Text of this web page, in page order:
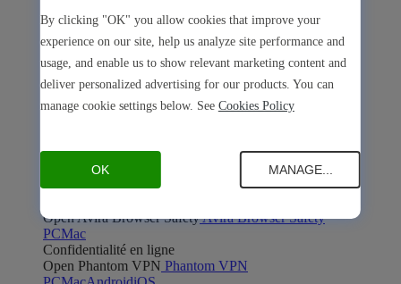
Free Security
Sécurité de l’appareil
Open Software Updater
Software Updater
Open Safe Shopping Safe Shopping
Open Avira Browser SafetyAvira Browser Safety
PCMac
Confidentialité en ligne
Open Phantom VPN Phantom VPN
By clicking "OK" you allow cookies that improve your
experience on our site, help us analyze site performance and
usage, and enable us to show relevant marketing content and
deliver personalized advertising for our products. You can
manage cookie settings below. See Cookies Policy
OK MANAGE...